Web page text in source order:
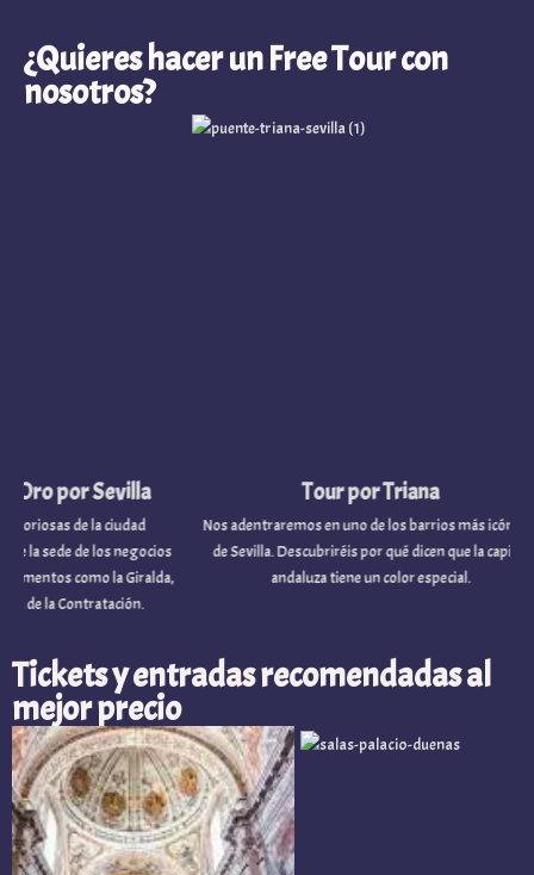
¿Quieres hacer un Free Tour con
nosotros?
Tour por Triana
Nos adentraremos en uno de los barrios más icónicos
de Sevilla. Descubriréis por qué dicen que la capital
andaluza tiene un color especial.
por Sevilla
de la ciudad
de los negocios
como la Giralda,
la Contratación.
Tickets y entradas recomendadas al
mejor precio